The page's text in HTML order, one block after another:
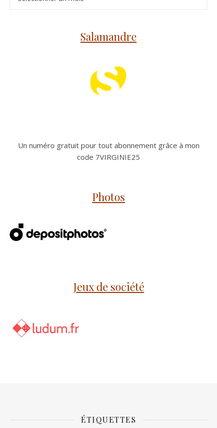
Salamandre
Un numéro gratuit pour tout abonnement grâce à mon
code 7VIRGINIE25
Photos
Jeux de société
ÉTIQUETTES